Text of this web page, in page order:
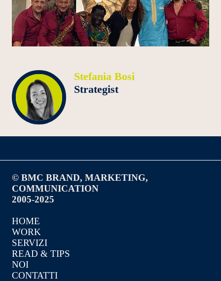
Stefania Bosi
Strategist
© BMC BRAND, MARKETING,
COMMUNICATION
2005-2025
HOME
WORK
SERVIZI
READ & TIPS
NOI
CONTATTI